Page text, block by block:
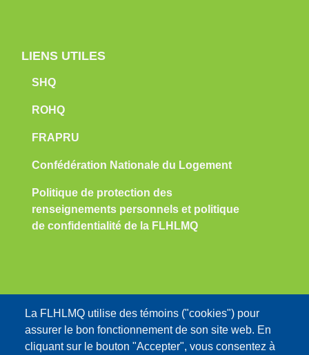
LIENS UTILES
SHQ
ROHQ
FRAPRU
Confédération Nationale du Logement
Politique de protection des
renseignements personnels et politique
de confidentialité de la FLHLMQ
Nous contacter:
info@flhlmq.com
La FLHLMQ utilise des témoins ("cookies") pour
assurer le bon fonctionnement de son site web. En
cliquant sur le bouton "Accepter", vous consentez à